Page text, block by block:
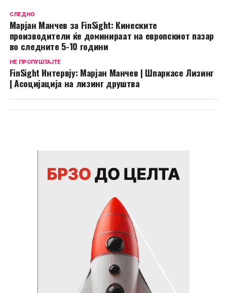
СЛЕДНО
Марјан Манчев за FinSight: Кинеските
производители ќе доминираат на европскиот пазар
во следните 5-10 години
НЕ ПРОПУШТАЈТЕ
FinSight Интервју: Марјан Манчев | Шпаркасе Лизинг
| Асоцијација на лизинг друштва